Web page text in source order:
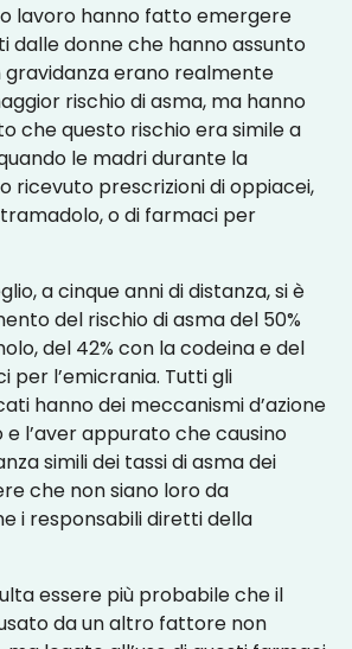
lavoro hanno fatto emergere
dalle donne che hanno assunto
erano realmente
rischio di asma, ma hanno
che questo rischio era simile a
le madri durante la
ricevuto prescrizioni di oppiacei,
o di farmaci per
a cinque anni di distanza, si è
del rischio di asma del 50%
del 42% con la codeina e del
per l’emicrania. Tutti gli
hanno dei meccanismi d’azione
l’aver appurato che causino
simili dei tassi di asma dei
che non siano loro da
i responsabili diretti della
essere più probabile che il
da un altro fattore non